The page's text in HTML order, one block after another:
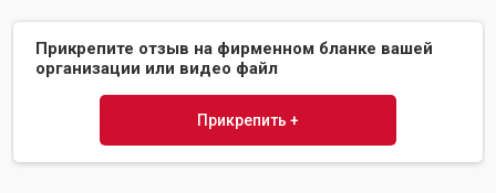
Прикрепите отзыв на фирменном бланке вашей
организации или видео файл
Прикрепить +